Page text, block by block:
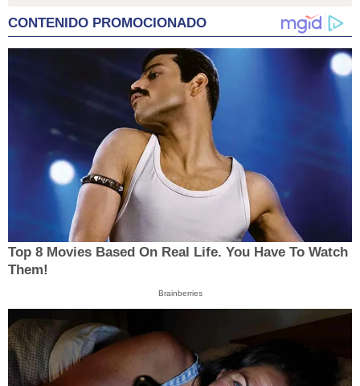
CONTENIDO PROMOCIONADO
Top 8 Movies Based On Real Life. You Have To Watch
Them!
Brainberries